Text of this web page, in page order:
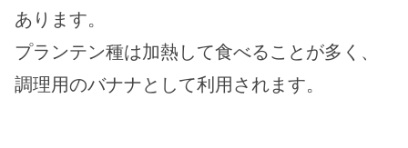
あります。
プランテン種は加熱して食べることが多く、
調理用のバナナとして利用されます。